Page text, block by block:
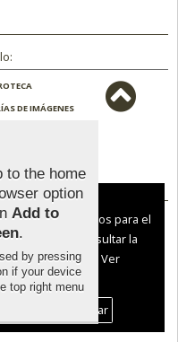
DE IMÁGENES
uso|
to the home
option
Add to
.
by pressing
if your device
top right menu
de cookies:
y de terceros para el
Puedes consultar la
desconectarlas.
Ver
y Cookies
Personalizar